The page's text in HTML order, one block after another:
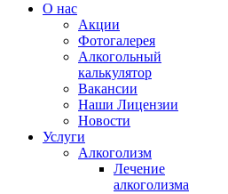
О нас
Акции
Фотогалерея
Алкогольный
калькулятор
Вакансии
Наши Лицензии
Новости
Услуги
Алкоголизм
Лечение
алкоголизма